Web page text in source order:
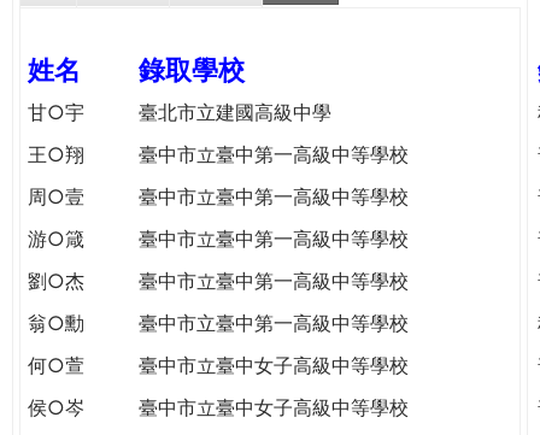
格。
e
r
e
姓名 錄取學校
甘○宇 臺北市立建國高級中學
王○翔
臺中市立臺中第一高級中等學校
周○壹
臺中市立臺中第一高級中等學校
游○箴
臺中市立臺中第一高級中等學校
劉○杰
臺中市立臺中第一高級中等學校
翁○勳
臺中市立臺中第一高級中等學校
何○萱
臺中市立臺中女子高級中等學校
侯○岑
臺中市立臺中女子高級中等學校